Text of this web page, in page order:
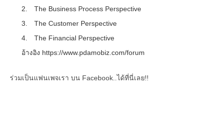
2.
The Business Process Perspective
3.
The Customer Perspective
4.
The Financial Perspective
อ้างอิง https://www.pdamobiz.com/forum
ร่วมเป็นแฟนเพจเรา บน Facebook..ได้ที่นี่เลย!!